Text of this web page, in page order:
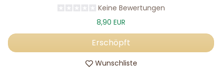
Keine Bewertungen
8,90 EUR
Erschöpft
Wunschliste